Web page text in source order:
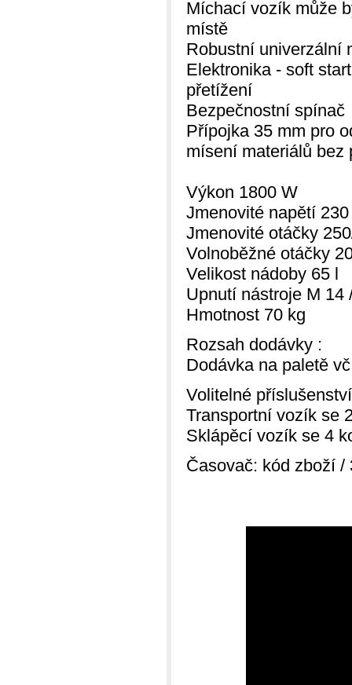
Míchací vozík může
místě
Robustní univerzální
Elektronika - soft
přetížení
Bezpečnostní spínač
Přípojka 35 mm pro
mísení materiálů bez
Výkon 1800 W
Jmenovité napětí
Jmenovité otáčky
Volnoběžné otáčky
Velikost nádoby 65 l
Upnutí nástroje M 14
Hmotnost 70 kg
Rozsah dodávky :
Dodávka na paletě
Volitelné
Transportní vozík se
Sklápěcí vozík se 4
Časovač: kód zboží /